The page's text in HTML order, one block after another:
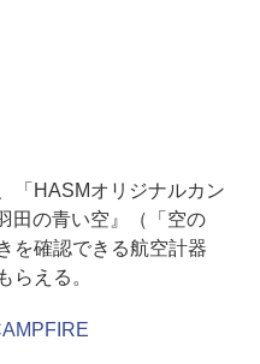
「HASMオリジナルカン
田の青い空』（「空の
を確認できる航空計器
らえる。